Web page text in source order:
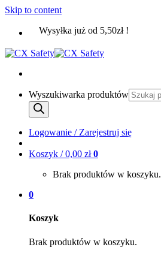
Skip to content
Wysyłka już od 5,50zł !
Wyszukiwarka produktów
Logowanie / Zarejestruj się
Koszyk /0,00 zł 0
Brak produktów w koszyku.
0
Koszyk
Brak produktów w koszyku.